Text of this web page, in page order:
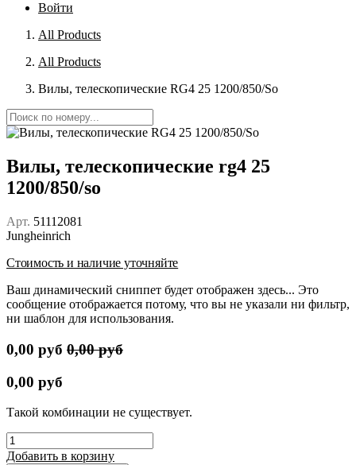
Войти
All Products
All Products
Вилы, телескопические RG4 25 1200/850/So
Вилы, телескопические rg4 25
1200/850/so
Арт. 51112081
Jungheinrich
Стоимость и наличие уточняйте
Ваш динамический сниппет будет отображен здесь... Это
сообщение отображается потому, что вы не указали ни фильтр,
ни шаблон для использования.
0,00 руб 0,00руб
0,00 руб
Такой комбинации не существует.
Добавить в корзину